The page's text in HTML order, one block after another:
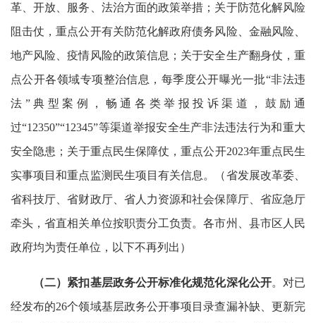
革、开放、服务、法治方面的政策举措；关于防范化解风险
阻击仗，重点公开有关防范化解政府债务风险、金融风险、
地产风险、疫情风险的政策信息；关于安全生产翻身仗，重
点公开各领域专项整治信息，每季度公开曝光一批“非法违
法”典型案例，畅通各类举报投诉渠道，鼓励通
过“12350”“12345”等渠道举报安全生产非法违法行为和重大
安全隐患；关于重点民生保障仗，重点公开2023年重点民生
实事项目和重点监测民生项目有关信息。（省发展改革委、
省科技厅、省财政厅、省人力资源和社会保障厅、省应急厅
牵头，省直相关单位按职责分工负责。各市州、县市区人民
政府均为责任单位，以下不再列出）
（二）紧扣基层政务公开标准化规范化深化公开。对已
经发布的26个领域基层政务公开事项目录查漏补缺、更新完